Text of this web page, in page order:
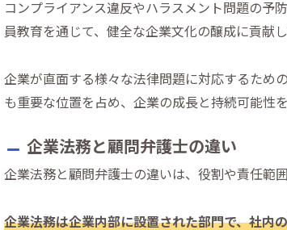
コンプライアンス違反やハラスメント問題の予
員教育を通じて、健全な企業文化の醸成に貢献し
企業が直面する様々な法律問題に対応するため
も重要な位置を占め、企業の成長と持続可能性
企業法務と顧問弁護士の違い
企業法務と顧問弁護士の違いは、役割や責任範囲
企業法務は企業内部に設置された部門で、社内